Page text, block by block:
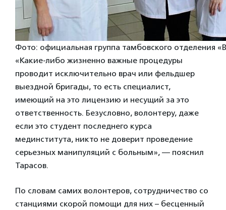
Фото: официальная группа тамбовского отделения
«Какие-либо жизненно важные процедуры
проводит исключительно врач или фельдшер
выездной бригады, то есть специалист,
имеющий на это лицензию и несущий за это
ответственность. Безусловно, волонтеру, даже
если это студент последнего курса
мединститута, никто не доверит проведение
серьезных манипуляций с больным», — пояснил
Тарасов.
По словам самих волонтеров, сотрудничество со
станциями скорой помощи для них – бесценный